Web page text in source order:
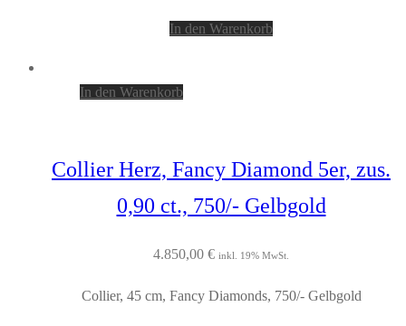
In den Warenkorb
In den Warenkorb
Collier Herz, Fancy Diamond 5er, zus.
0,90 ct., 750/- Gelbgold
4.850,00 € inkl. 19% MwSt.
Collier, 45 cm, Fancy Diamonds, 750/- Gelbgold